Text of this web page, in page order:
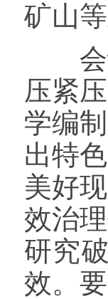
矿山
会议
压紧
学编
出特
美好
效治
研究
效。